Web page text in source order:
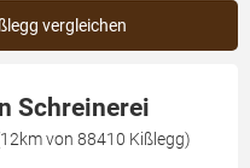
vergleichen
Schreinerei
von 88410 Kißlegg)